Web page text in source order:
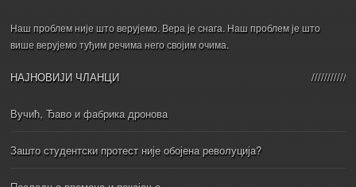
Наш проблем није што верујемо. Вера је снага. Наш проблем је што
више верујемо туђим речима него својим очима.
НАЈНОВИЈИ ЧЛАНЦИ
Вучић, Ђаво и фабрика дронова
Зашто студентски протест није обојена револуција?